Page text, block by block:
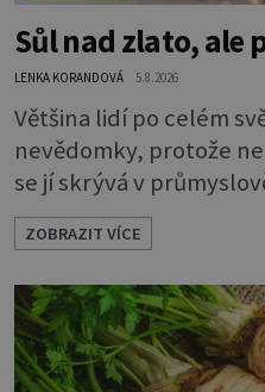
Sůl nad zlato, ale
LENKA KORANDOVÁ 5.8.2026
Většina lidí po celém
nevědomky, protože
se jí skrývá v
potravinách, dokonce i
zdravá Ale v ani ne třetinovém množství, než je
pro většinu populace
složky– sodík a chlór –
hospodaření
totiž udrž
ZOBRAZIT VÍCE